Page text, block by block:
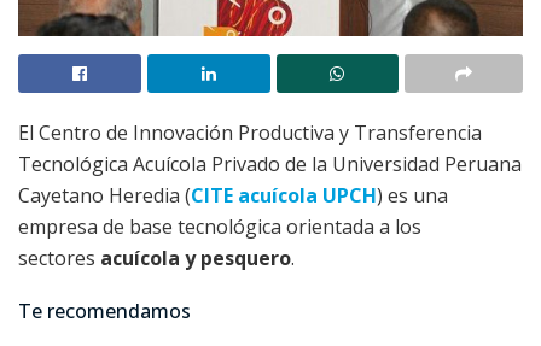
El Centro de Innovación Productiva y Transferencia
Tecnológica Acuícola Privado de la Universidad Peruana
Cayetano Heredia (CITE acuícola UPCH) es una
empresa de base tecnológica orientada a los
sectores acuícola y pesquero.
Te recomendamos